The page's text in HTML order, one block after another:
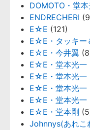
DOMOTO・堂
ENDRECHERI
E☆E (121)
E☆E・タッキー
E☆E・今井翼
E☆E・堂本光一
E☆E・堂本光一
E☆E・堂本光一
E☆E・堂本光一
E☆E・堂本剛
Johnnys(あれこ